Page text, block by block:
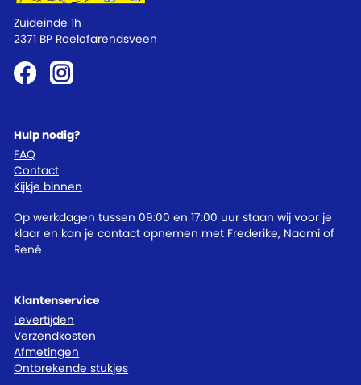
Klantenservice
Levertijden
Verzendkosten
Afmetingen
Ontbrekende stukjes
Hulp nodig?
FAQ
Contact
Kijkje binnen
Op werkdagen tussen 09:00 en 17:00 uur staan wij voor je
klaar en kan je contact opnemen met Frederike, Naomi of
René
Zuideinde 1h
2371 BP Roelofarendsveen